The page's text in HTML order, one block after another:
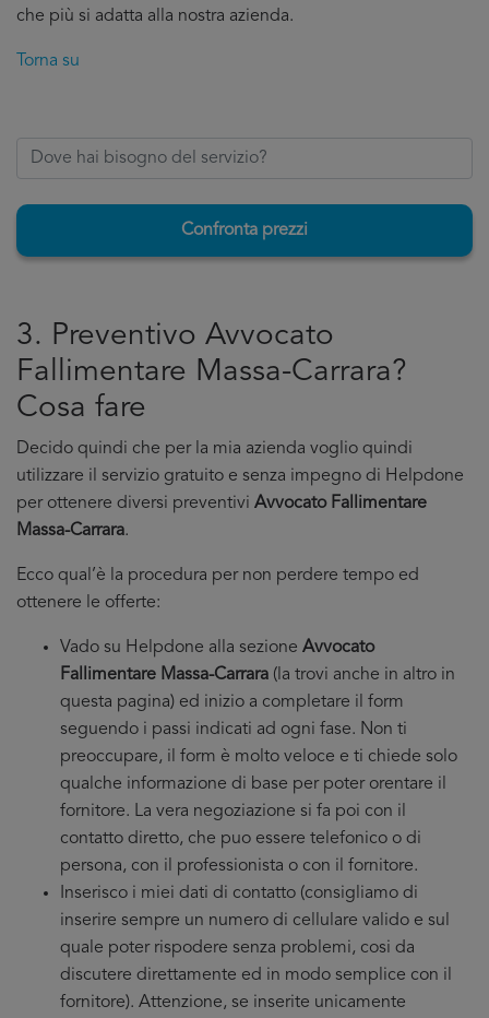
che più si adatta alla nostra azienda.
Torna su
Confronta prezzi
3. Preventivo Avvocato
Fallimentare Massa-Carrara?
Cosa fare
Decido quindi che per la mia azienda voglio quindi
utilizzare il servizio gratuito e senza impegno di Helpdone
per ottenere diversi preventivi Avvocato Fallimentare
Massa-Carrara.
Ecco qual’è la procedura per non perdere tempo ed
ottenere le offerte:
Vado su Helpdone alla sezione Avvocato
Fallimentare Massa-Carrara (la trovi anche in altro in
questa pagina) ed inizio a completare il form
seguendo i passi indicati ad ogni fase. Non ti
preoccupare, il form è molto veloce e ti chiede solo
qualche informazione di base per poter orentare il
fornitore. La vera negoziazione si fa poi con il
contatto diretto, che puo essere telefonico o di
persona, con il professionista o con il fornitore.
Inserisco i miei dati di contatto (consigliamo di
inserire sempre un numero di cellulare valido e sul
quale poter rispodere senza problemi, cosi da
discutere direttamente ed in modo semplice con il
fornitore). Attenzione, se inserite unicamente